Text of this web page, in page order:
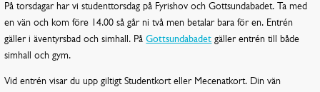
På torsdagar har vi studenttorsdag på Fyrishov och Gottsundabadet. Ta med
en vän och kom före 14.00 så går ni två men betalar bara för en. Entrén
gäller i äventyrsbad och simhall. PåGottsundabadet gäller entrén till både
simhall och gym.
Vid entrén visar du upp giltigt Studentkort eller Mecenatkort. Din vän